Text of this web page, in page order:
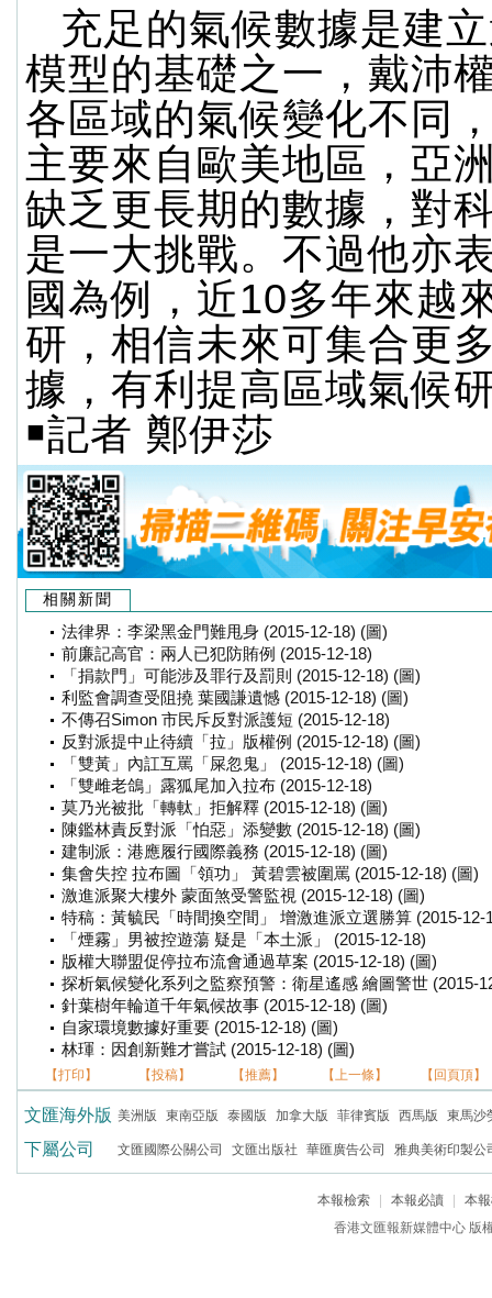
充足的氣候數據是建
模型的基礎之一，戴沛
各區域的氣候變化不同
主要來自歐美地區，亞
缺乏更長期的數據，對
是一大挑戰。不過他亦
國為例，近10多年來越
研，相信未來可集合更
據，有利提高區域氣候
￭記者 鄭伊莎
相關新聞
法律界：李梁黑金門難甩身 (2015-12-18) (圖)
前廉記高官：兩人已犯防賄例 (2015-12-18)
「捐款門」可能涉及罪行及罰則 (2015-12-18) (圖)
利監會調查受阻撓 葉國謙遺憾 (2015-12-18) (圖)
不傳召Simon 市民斥反對派護短 (2015-12-18)
反對派提中止待續「拉」版權例 (2015-12-18) (圖)
「雙黃」內訌互罵「屎忽鬼」 (2015-12-18) (圖)
「雙雌老鴿」露狐尾加入拉布 (2015-12-18)
莫乃光被批「轉軚」拒解釋 (2015-12-18) (圖)
陳鑑林責反對派「怕惡」添變數 (2015-12-18) (圖)
建制派：港應履行國際義務 (2015-12-18) (圖)
集會失控 拉布圖「領功」 黃碧雲被圍罵 (2015-12-18) (圖)
激進派聚大樓外 蒙面煞受警監視 (2015-12-18) (圖)
特稿：黃毓民「時間換空間」 增激進派立選勝算 (2015-12-
「煙霧」男被控遊蕩 疑是「本土派」 (2015-12-18)
版權大聯盟促停拉布流會通過草案 (2015-12-18) (圖)
探析氣候變化系列之監察預警：衛星遙感 繪圖警世 (2015-
針葉樹年輪道千年氣候故事 (2015-12-18) (圖)
自家環境數據好重要 (2015-12-18) (圖)
林琿：因創新難才嘗試 (2015-12-18) (圖)
【打印】 【投稿】 【推薦】 【上一條】 【回頁頂】
文匯海外版 美洲版 東南亞版 泰國版 加拿大版 菲律賓版 西馬版 東馬沙
下屬公司 文匯國際公關公司 文匯出版社 華匯廣告公司 雅典美術印製公
本報檢索 本報必讀
本
香港文匯報新媒體中心 版